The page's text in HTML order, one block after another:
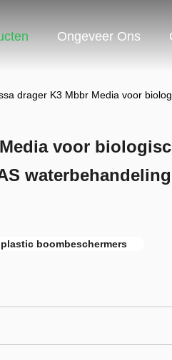
Ongeveer Ons
drager K3 Mbbr Media voor
voor
plastic boombeschermers